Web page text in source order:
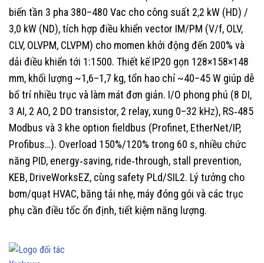
biến tần 3 pha 380–480 Vac cho công suất 2,2 kW (HD) /
3,0 kW (ND), tích hợp điều khiển vector IM/PM (V/f, OLV,
CLV, OLVPM, CLVPM) cho momen khởi động đến 200% và
dải điều khiển tới 1:1500. Thiết kế IP20 gọn 128×158×148
mm, khối lượng ~1,6–1,7 kg, tổn hao chỉ ~40–45 W giúp dễ
bố trí nhiều trục và làm mát đơn giản. I/O phong phú (8 DI,
3 AI, 2 AO, 2 DO transistor, 2 relay, xung 0–32 kHz), RS‑485
Modbus và 3 khe option fieldbus (Profinet, EtherNet/IP,
Profibus…). Overload 150%/120% trong 60 s, nhiều chức
năng PID, energy‑saving, ride‑through, stall prevention,
KEB, DriveWorksEZ, cùng safety PLd/SIL2. Lý tưởng cho
bơm/quạt HVAC, băng tải nhẹ, máy đóng gói và các trục
phụ cần điều tốc ổn định, tiết kiệm năng lượng.